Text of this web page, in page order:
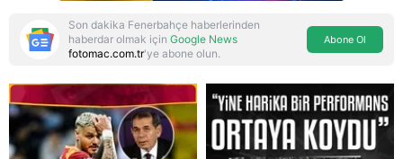
Reddet
Son dakika Fenerbahçe haberlerinden
haberdar olmak için Google News
fotomac.com.tr'ye abone olun.
Abone Ol